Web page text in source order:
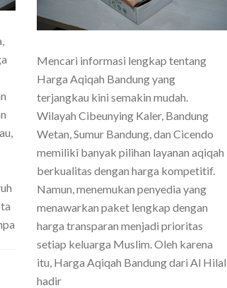
Mencari informasi lengkap tentang
Harga Aqiqah Bandung yang
terjangkau kini semakin mudah.
Wilayah Cibeunying Kaler, Bandung
Wetan, Sumur Bandung, dan Cicendo
memiliki banyak pilihan layanan aqiqah
berkualitas dengan harga kompetitif.
Namun, menemukan penyedia yang
menawarkan paket lengkap dengan
harga transparan menjadi prioritas
setiap keluarga Muslim. Oleh karena
itu, Harga Aqiqah Bandung dari Al Hilal
hadir